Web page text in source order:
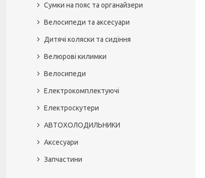
Сумки на пояс та органайзери
Велосипеди та аксесуари
Дитячі коляски та сидіння
Велюрові килимки
Велосипеди
Електрокомплектуючі
Електроскутери
АВТОХОЛОДИЛЬНИКИ
Аксесуари
Запчастини